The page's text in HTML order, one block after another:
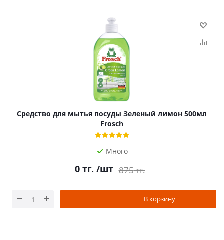
Средство для мытья посуды Зеленый лимон 500мл
Frosch
Много
0тг. /шт 875тг.
В корзину